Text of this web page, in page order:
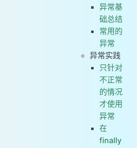
异常基
础总结
常用的
异常
异常实践
只针对
不正常
的情况
才使用
异常
在
finally